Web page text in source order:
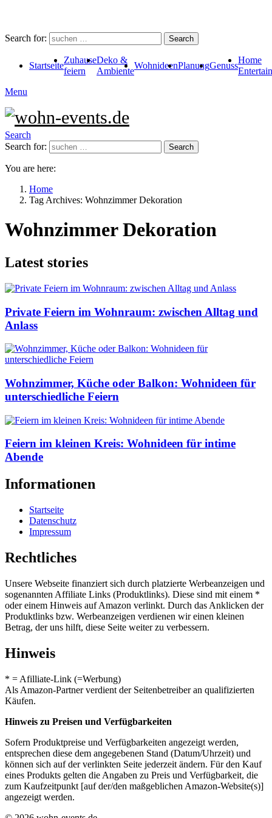
Search for: Search
Startseite
Zuhause
feiern
Deko &
Ambiente
WohnideenPlanungGenuss
Home
Menu
Search
Search for:
Search
You are here:
Home
Tag Archives: Wohnzimmer Dekoration
Wohnzimmer Dekoration
Latest stories
Private Feiern im Wohnraum: zwischen Alltag und
Anlass
Wohnzimmer, Küche oder Balkon: Wohnideen für
unterschiedliche Feiern
Feiern im kleinen Kreis: Wohnideen für intime
Abende
Informationen
Startseite
Datenschutz
Impressum
Rechtliches
Unsere Webseite finanziert sich durch platzierte Werbeanzeigen und
sogenannten Affiliate Links (Produktlinks). Diese sind mit einem *
oder einem Hinweis auf Amazon verlinkt. Durch das Anklicken der
Produktlinks bzw. Werbeanzeigen verdienen wir einen kleinen
Betrag, der uns hilft, diese Seite weiter zu verbessern.
Hinweis
* = Afilliate-Link (=Werbung)
Als Amazon-Partner verdient der Seitenbetreiber an qualifizierten
Käufen.
Hinweis zu Preisen und Verfügbarkeiten
Sofern Produktpreise und Verfügbarkeiten angezeigt werden,
entsprechen diese dem angegebenen Stand (Datum/Uhrzeit) und
können sich auf der verlinkten Seite jederzeit ändern. Für den Kauf
eines Produkts gelten die Angaben zu Preis und Verfügbarkeit, die
zum Kaufzeitpunkt [auf der/den maßgeblichen Amazon-Website(s)]
angezeigt werden.